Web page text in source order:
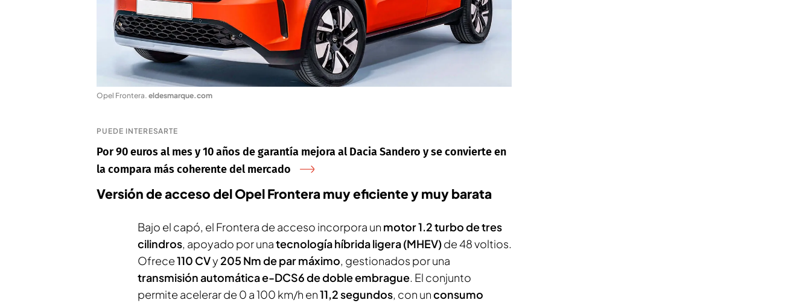
Opel Frontera. eldesmarque.com
PUEDE INTERESARTE
Por 90 euros al mes y 10 años de garantía mejora al Dacia Sandero y se convierte en
la compara más coherente del mercado
Versión de acceso del Opel Frontera muy eficiente y muy barata
Bajo el capó, el Frontera de acceso incorpora un motor 1.2 turbo de tres
cilindros, apoyado por unatecnología híbrida ligera (MHEV)de 48 voltios.
Ofrece110 CVy 205 Nm de par máximo, gestionados por una
transmisión automática e-DCS6 de doble embrague. El conjunto
permite acelerar de 0 a 100 km/h en11,2 segundos, con unconsumo